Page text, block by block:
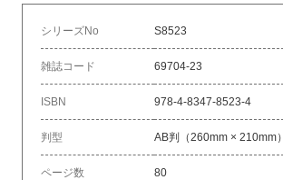
シリーズNo S8523
雑誌コード 69704-23
ISBN 978-4-8347-8523-4
判型 AB判（260mm × 210mm）
ページ数 80